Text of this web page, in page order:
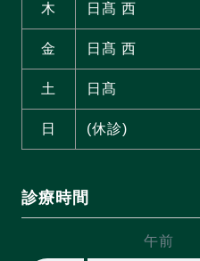
木 日髙 西
金 日髙 西
土 日髙
日 (休診)
診療時間
午前